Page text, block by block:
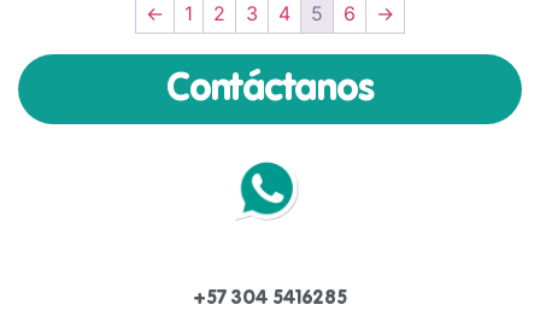
← 1 2 3 4 5 6 →
Contáctanos
+57 304 5416285